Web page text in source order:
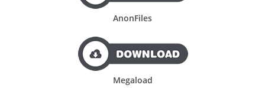
AnonFiles
Megaload